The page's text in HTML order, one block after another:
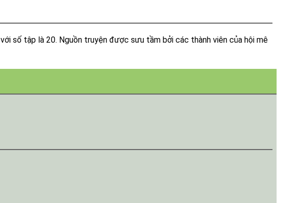
với số tập là 20. Nguồn truyện được sưu tầm bởi các thành viên của hội mê